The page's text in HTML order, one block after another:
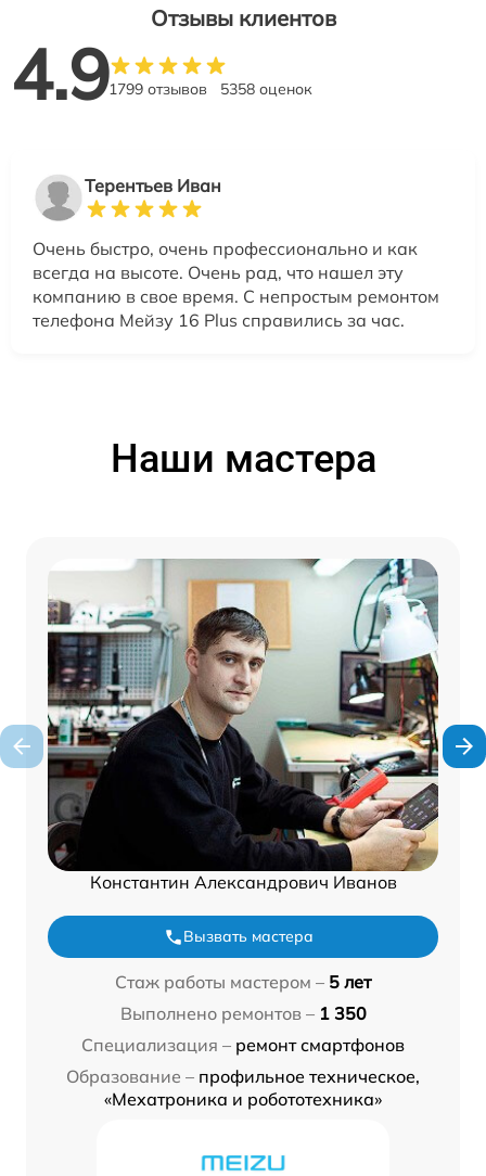
Отзывы клиентов
4.91799 отзывов 5358 оценок
Терентьев Иван
Очень быстро, очень профессионально и как
всегда на высоте. Очень рад, что нашел эту
компанию в свое время. С непростым ремонтом
телефона Мейзу 16 Plus справились за час.
Наши мастера
Константин Александрович Иванов
Вызвать мастера
Стаж работы мастером – 5 лет
Выполнено ремонтов – 1 350
Специализация – ремонт смартфонов
Образование – профильное техническое,
«Мехатроника и робототехника»